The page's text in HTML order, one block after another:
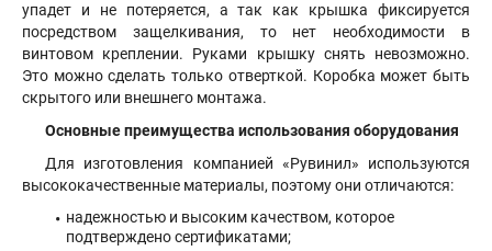
упадет и не потеряется, а так как крышка фиксируется
посредством защелкивания, то нет необходимости в
винтовом креплении. Руками крышку снять невозможно.
Это можно сделать только отверткой. Коробка может быть
скрытого или внешнего монтажа.
Основные преимущества использования оборудования
Для изготовления компанией «Рувинил» используются
высококачественные материалы, поэтому они отличаются:
надежностью и высоким качеством, которое
подтверждено сертификатами;